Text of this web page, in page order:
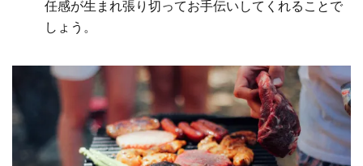
任感が生まれ張り切ってお手伝いしてくれることで
しょう。